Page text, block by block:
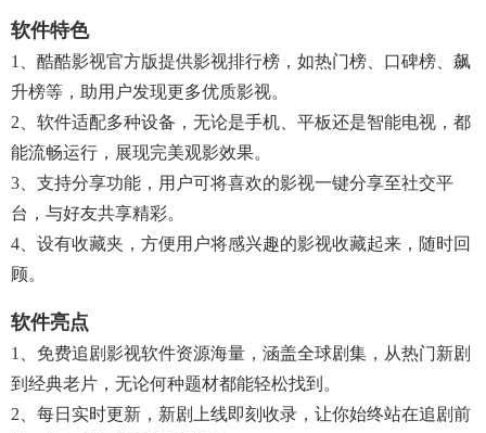
软件特色
1、酷酷影视官方版提供影视排行榜，如热门榜、口碑榜、飙
升榜等，助用户发现更多优质影视。​
2、软件适配多种设备，无论是手机、平板还是智能电视，都
能流畅运行，展现完美观影效果。​
3、支持分享功能，用户可将喜欢的影视一键分享至社交平
台，与好友共享精彩。​
4、设有收藏夹，方便用户将感兴趣的影视收藏起来，随时回
顾。​
软件亮点
1、免费追剧影视软件资源海量，涵盖全球剧集，从热门新剧
到经典老片，无论何种题材都能轻松找到。​
2、每日实时更新，新剧上线即刻收录，让你始终站在追剧前